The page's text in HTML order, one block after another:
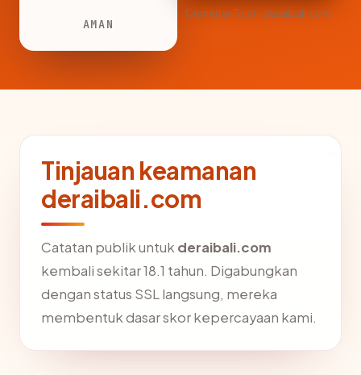
AMAN
CemerlanTrust · deraibali.com
Tinjauan keamanan
deraibali.com
Catatan publik untuk deraibali.com
kembali sekitar 18.1 tahun. Digabungkan
dengan status SSL langsung, mereka
membentuk dasar skor kepercayaan kami.